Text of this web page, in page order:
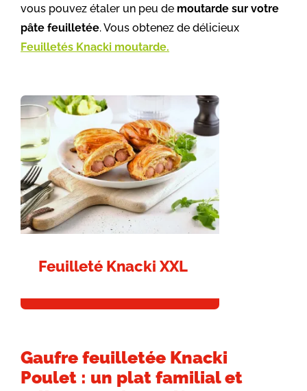
vous pouvez étaler un peu de moutarde sur votre
pâte feuilletée. Vous obtenez de délicieux
Feuilletés Knacki moutarde.
Feuilleté Knacki XXL
Gaufre feuilletée Knacki
Poulet : un plat familial et